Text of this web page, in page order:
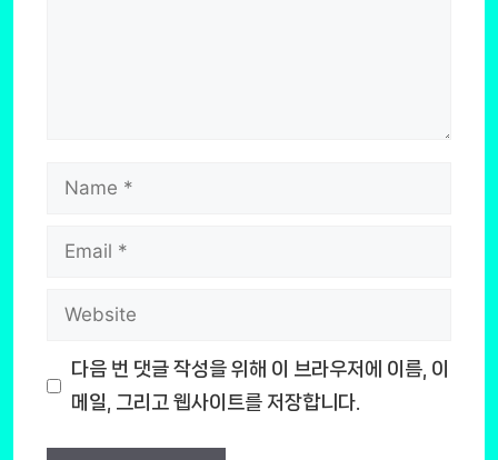
Name
Email
Website
다음 번 댓글 작성을 위해 이 브라우저에 이름, 이
메일, 그리고 웹사이트를 저장합니다.